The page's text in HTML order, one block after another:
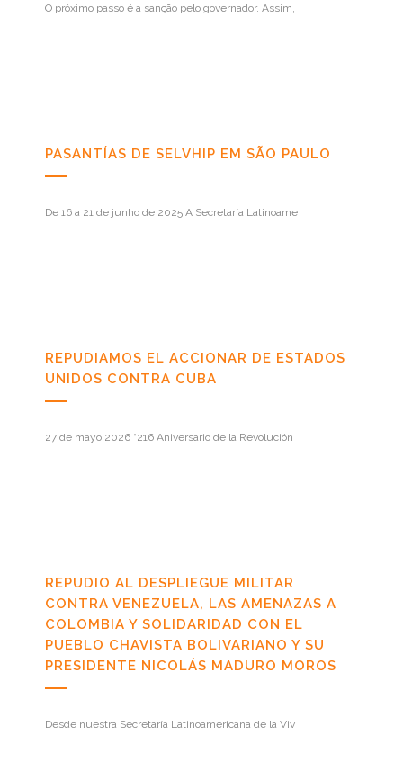
O próximo passo é a sanção pelo governador. Assim,
PASANTÍAS DE SELVHIP EM SÃO PAULO
De 16 a 21 de junho de 2025 A Secretaría Latinoame
REPUDIAMOS EL ACCIONAR DE ESTADOS
UNIDOS CONTRA CUBA
27 de mayo 2026 “216 Aniversario de la Revolución
REPUDIO AL DESPLIEGUE MILITAR
CONTRA VENEZUELA, LAS AMENAZAS A
COLOMBIA Y SOLIDARIDAD CON EL
PUEBLO CHAVISTA BOLIVARIANO Y SU
PRESIDENTE NICOLÁS MADURO MOROS
Desde nuestra Secretaría Latinoamericana de la Viv